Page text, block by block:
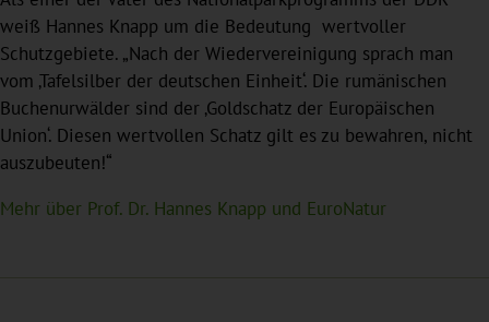
weiß Hannes Knapp um die Bedeutung wertvoller
Schutzgebiete. „Nach der Wiedervereinigung sprach man
vom ‚Tafelsilber der deutschen Einheit‘. Die rumänischen
Buchenurwälder sind der ‚Goldschatz der Europäischen
Union‘. Diesen wertvollen Schatz gilt es zu bewahren, nicht
auszubeuten!“
Mehr über Prof. Dr. Hannes Knapp und EuroNatur